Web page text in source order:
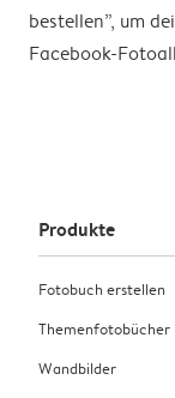
bestellen”, um
Facebook-
Produkte
Fotobuch erstellen
Themenfotobücher
Wandbilder